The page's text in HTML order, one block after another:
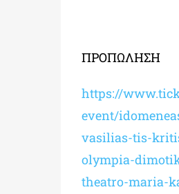
ΠΡΟΠΩΛΗΣΗ
https://
event/
vasilias-tis-
olympia-
theatro-maria-